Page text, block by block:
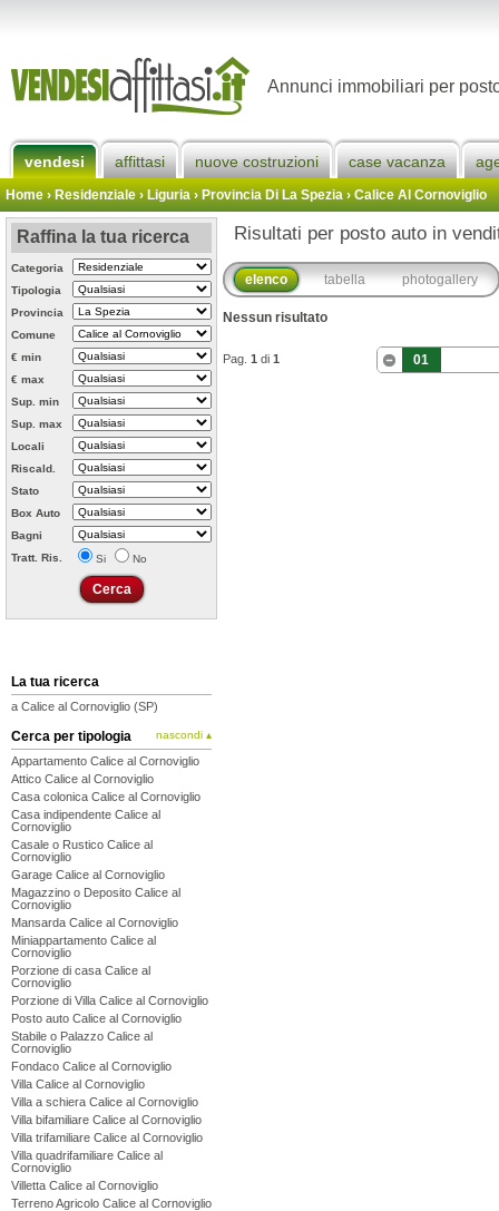
Annunci immobiliari per
vendesi affittasi nuove costruzioni case vacanza
Home› Residenziale › Liguria ›Provincia Di La Spezia›Calice Al Cornoviglio
Raffina la tua ricerca
Categoria
Tipologia
Provincia
Comune
€ min
€ max
Sup. min
Sup. max
Locali
Riscald.
Stato
Box Auto
Bagni
Tratt. Ris.
Si No
La tua ricerca
a Calice al Cornoviglio (SP)
Cerca per tipologia nascondi ▴
Appartamento Calice al Cornoviglio
Attico Calice al Cornoviglio
Casa colonica Calice al Cornoviglio
Casa indipendente Calice al
Cornoviglio
Casale o Rustico Calice al
Cornoviglio
Garage Calice al Cornoviglio
Magazzino o Deposito Calice al
Cornoviglio
Mansarda Calice al Cornoviglio
Miniappartamento Calice al
Cornoviglio
Porzione di casa Calice al
Cornoviglio
Porzione di Villa Calice al Cornoviglio
Posto auto Calice al Cornoviglio
Stabile o Palazzo Calice al
Cornoviglio
Fondaco Calice al Cornoviglio
Villa Calice al Cornoviglio
Villa a schiera Calice al Cornoviglio
Villa bifamiliare Calice al Cornoviglio
Villa trifamiliare Calice al Cornoviglio
Villa quadrifamiliare Calice al
Cornoviglio
Villetta Calice al Cornoviglio
Terreno Agricolo Calice al Cornoviglio
Risultati per posto auto in
elenco tabella photogallery
Nessun risultato
Pag. 1 di 1 01